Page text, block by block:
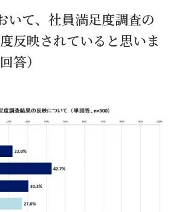
いて、社員満足度調査の
反映されていると思いま
答）